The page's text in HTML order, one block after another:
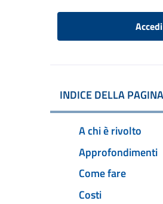
INDICE DELLA PAGINA
A chi è rivolto
Approfondimenti
Come fare
Costi